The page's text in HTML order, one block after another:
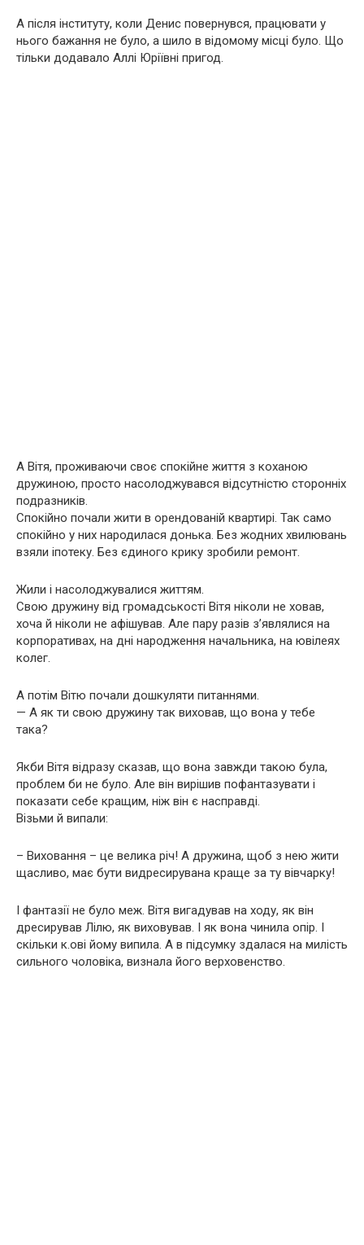
А після інституту, коли Денис повернувся, працювати у
нього бажання не було, а шило в відомому місці було. Що
тільки додавало Аллі Юріївні пригод.
А Вітя, проживаючи своє спокійне життя з коханою
дружиною, просто насолоджувався відсутністю сторонніх
подразників.
Спокійно почали жити в орендованій квартирі. Так само
спокійно у них народилася донька. Без жодних хвилювань
взяли іпотеку. Без єдиного крику зробили ремонт.
Жили і насолоджувалися життям.
Свою дружину від громадськості Вітя ніколи не ховав,
хоча й ніколи не афішував. Але пару разів з’являлися на
корпоративах, на дні народження начальника, на ювілеях
колег.
А потім Вітю почали дошкуляти питаннями.
— А як ти свою дружину так виховав, що вона у тебе
така?
Якби Вітя відразу сказав, що вона завжди такою була,
проблем би не було. Але він вирішив пофантазувати і
показати себе кращим, ніж він є насправді.
Візьми й випали:
– Виховання – це велика річ! А дружина, щоб з нею жити
щасливо, має бути видресирувана краще за ту вівчарку!
І фантазії не було меж. Вітя вигадував на ходу, як він
дресирував Лілю, як виховував. І як вона чинила опір. І
скільки к.ові йому випила. А в підсумку здалася на милість
сильного чоловіка, визнала його верховенство.